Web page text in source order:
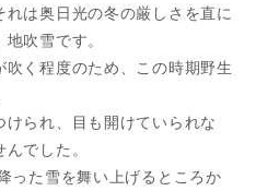
は奥日光の冬の厳しさを直に
吹雪です。
く程度のため、この時期野生
られ、目も開けていられな
でした。
った雪を舞い上げるところか